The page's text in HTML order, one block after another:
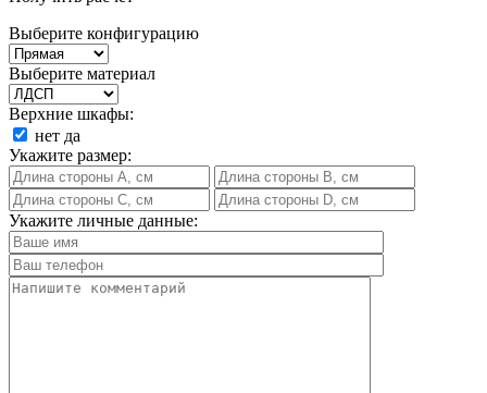
Выберите конфигурацию
Выберите материал
Верхние шкафы:
нет да
Укажите размер:
Укажите личные данные: